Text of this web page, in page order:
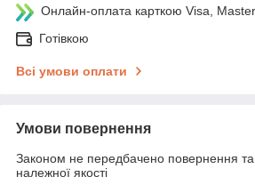
Онлайн-оплата карткою Visa,
Готівкою
Всі умови оплати
Умови повернення
Законом не передбачено повернення та
належної якості